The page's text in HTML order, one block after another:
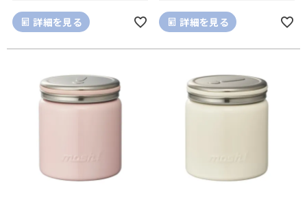
詳細を見る 詳細を見る